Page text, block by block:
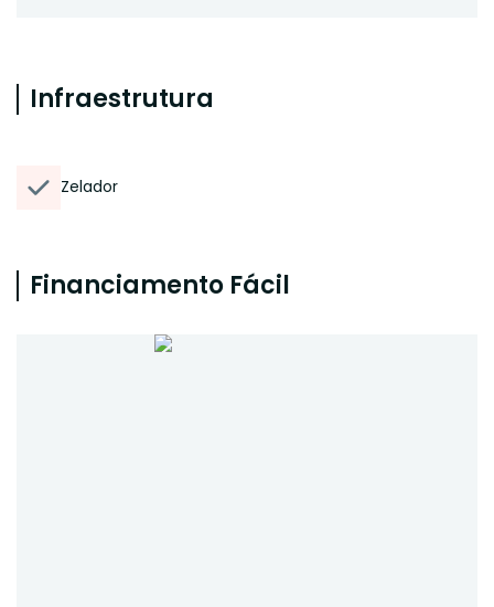
Infraestrutura
Zelador
Financiamento Fácil